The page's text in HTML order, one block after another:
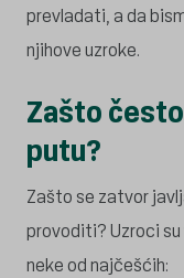
prevladati, a da
njihove uzroke.
Zašto
putu?
Zašto se zatvor
provoditi? Uzroci
neke od najčešćih: